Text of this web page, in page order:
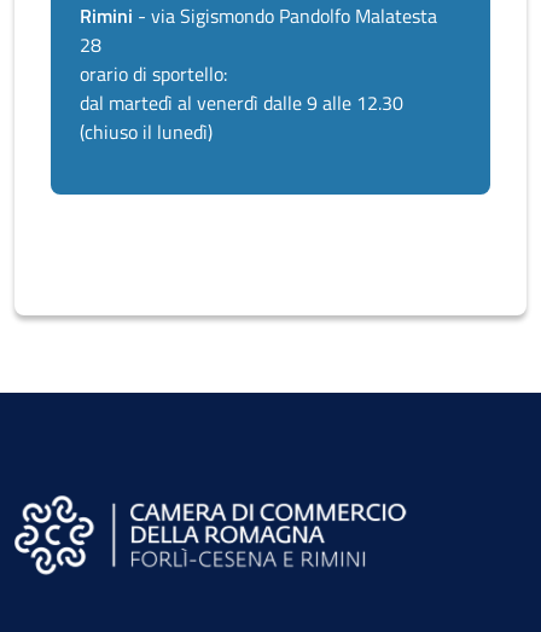
Rimini - via Sigismondo Pandolfo Malatesta
28
orario di sportello:
dal martedì al venerdì dalle 9 alle 12.30
(chiuso il lunedì)